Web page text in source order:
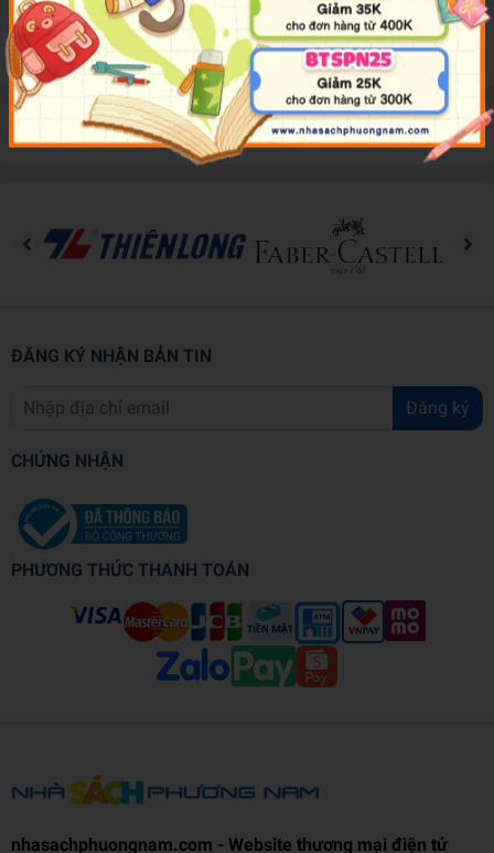
Trong tình thế tuyệt vọng ấy, bóng người vừa đáp xuống là ai…!
Đánh giá sản phẩm
ĐĂNG KÝ NHẬN BẢN TIN
Đăng ký
CHỨNG NHẬN
PHƯƠNG THỨC THANH TOÁN
nhasachphuongnam.com - Website thương mại điện tử